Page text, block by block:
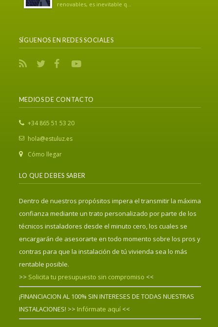
renovables, es inevitable q...
SÍGUENOS EN REDES SOCIALES
MEDIOS DE CONTACTO
‎+34 865 51 53 20
hola@estuluz.es
Cómo llegar
LO QUE DEBES SABER
Dentro de nuestros propósitos impera el transmitir la máxima
confianza mediante un trato personalizado por parte de los
técnicos instaladores desde el minuto cero, los cuales se
encargarán de asesorarte en todo momento sobre los pros y
contras para que la instalación de tú vivienda sea lo más
rentable posible.
>> Solicita tu presupuesto sin compromiso <<
¡FINANCIACION AL 100% SIN INTERESES DE TODAS NUESTRAS
INSTALACIONES! >> Infórmate aquí<<